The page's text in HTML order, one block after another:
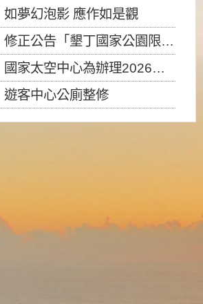
如夢幻泡影 應作如是觀
修正公告「墾丁國家公園限制水域遊憩活動之種類、範圍、時間及行為」，自即日生效。
國家太空中心為辦理2026台灣盃火箭競賽，陸、海、空域警戒及協調相關事宜，因颱風備案事宜
遊客中心公廁整修